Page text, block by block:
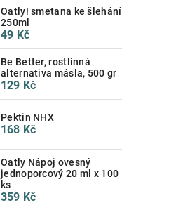
Oatly! smetana ke šlehání
250ml
49 Kč
Be Better, rostlinná
alternativa másla, 500 gr
129 Kč
Pektin NHX
168 Kč
Oatly Nápoj ovesný
jednoporcový 20 ml x 100
ks
359 Kč